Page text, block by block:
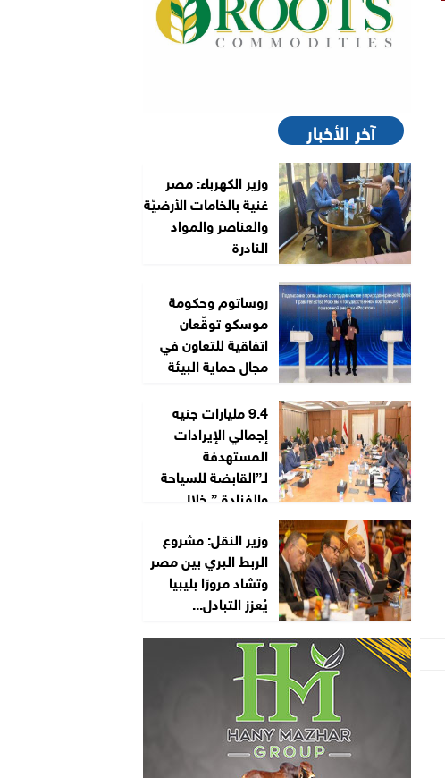
آخر الأخبار
وزير الكهرباء: مصر
غنية بالخامات الأرضيّة
والعناصر والمواد
النادرة
روساتوم وحكومة
موسكو توقّعان
اتفاقية للتعاون في
مجال حماية البيئة
9.4 مليارات جنيه
إجمالي الإيرادات
المستهدفة
لـ”القابضة للسياحة
والفنادق” خلال
وزير النقل: مشروع
الربط البري بين مصر
وتشاد مرورًا بليبيا
يُعزز التبادل...